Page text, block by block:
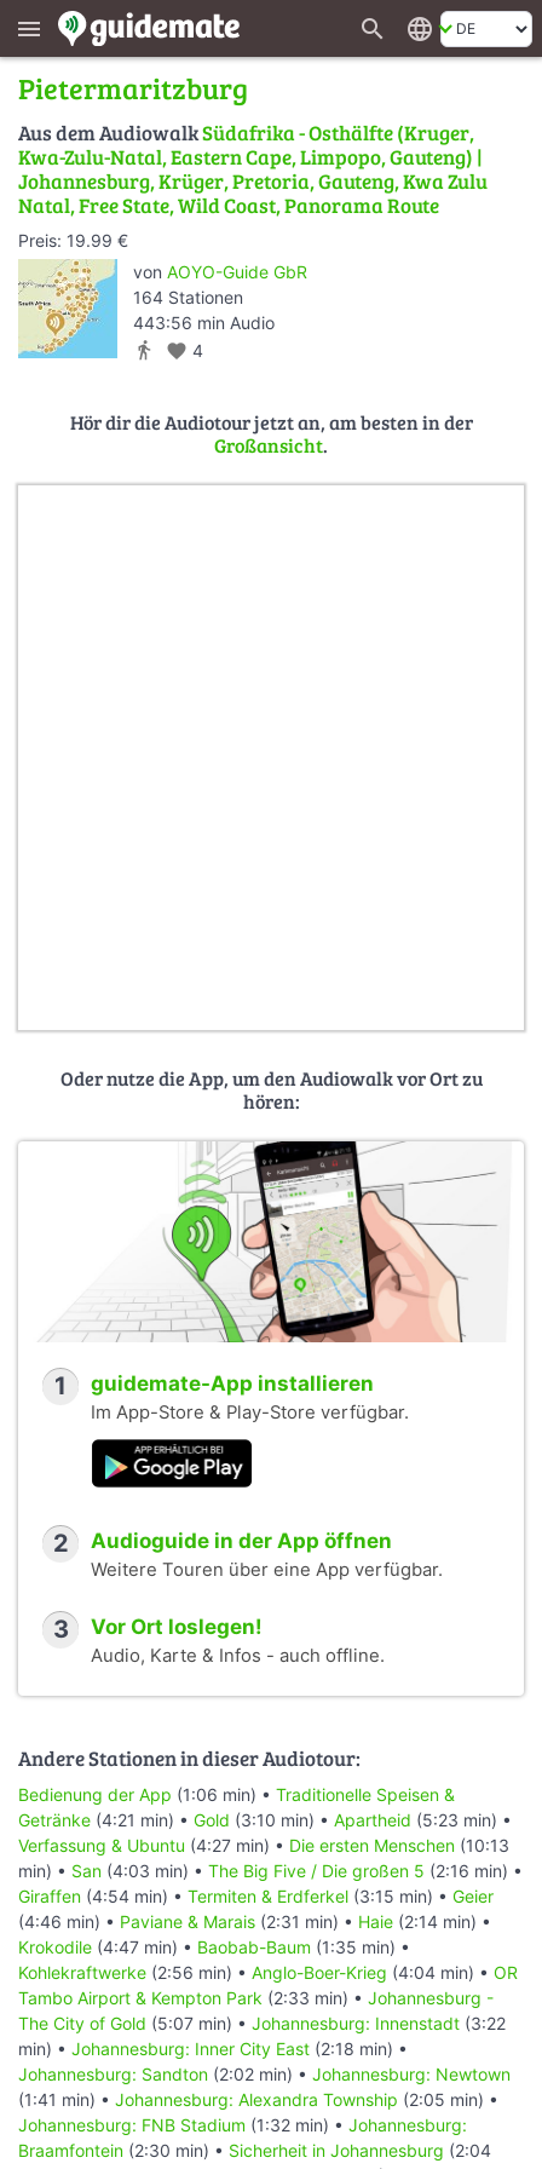
menu search language
Pietermaritzburg
Aus dem AudiowalkSüdafrika - Osthälfte (Kruger,
Kwa-Zulu-Natal, Eastern Cape, Limpopo, Gauteng) |
Johannesburg, Krüger, Pretoria, Gauteng, Kwa Zulu
Natal, Free State, Wild Coast, Panorama Route
Preis: 19.99 €
von AOYO-Guide GbR
164 Stationen
443:56 min Audio
directions_walk favorite 4
Hör dir die Audiotour jetzt an, am besten in der
Großansicht.
Oder nutze die App, um den Audiowalk vor Ort zu
hören:
1 guidemate-App installieren
Im App-Store & Play-Store verfügbar.
2 Audioguide in der App öffnen
Weitere Touren über eine App verfügbar.
3 Vor Ort loslegen!
Audio, Karte & Infos - auch offline.
Andere Stationen in dieser Audiotour:
Bedienung der App (1:06 min) • Traditionelle Speisen &
Getränke (4:21 min) • Gold (3:10 min) • Apartheid (5:23 min) •
Verfassung & Ubuntu (4:27 min) • Die ersten Menschen (10:13
min) • San (4:03 min) • The Big Five / Die großen 5 (2:16 min) •
Giraffen (4:54 min) • Termiten & Erdferkel (3:15 min) • Geier
(4:46 min) • Paviane & Marais (2:31 min) • Haie (2:14 min) •
Krokodile (4:47 min) • Baobab-Baum (1:35 min) •
Kohlekraftwerke (2:56 min) • Anglo-Boer-Krieg (4:04 min) • OR
Tambo Airport & Kempton Park (2:33 min) • Johannesburg -
The City of Gold (5:07 min) • Johannesburg: Innenstadt (3:22
min) • Johannesburg: Inner City East (2:18 min) •
Johannesburg: Sandton (2:02 min) • Johannesburg: Newtown
(1:41 min) • Johannesburg: Alexandra Township (2:05 min) •
Johannesburg: FNB Stadium (1:32 min) • Johannesburg:
Braamfontein (2:30 min) • Sicherheit in Johannesburg (2:04